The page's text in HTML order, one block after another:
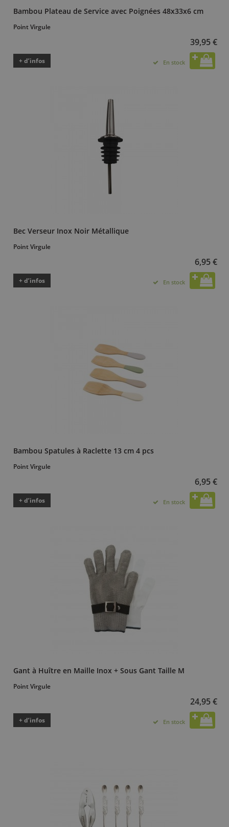
Bambou Plateau de Service avec Poignées 48x33x6 cm
Point Virgule
39,95 €
+ d’infos En stock
Bec Verseur Inox Noir Métallique
Point Virgule
6,95 €
+ d’infos En stock
Bambou Spatules à Raclette 13 cm 4 pcs
Point Virgule
6,95 €
+ d’infos En stock
Gant à Huître en Maille Inox + Sous Gant Taille M
Point Virgule
24,95 €
+ d’infos En stock